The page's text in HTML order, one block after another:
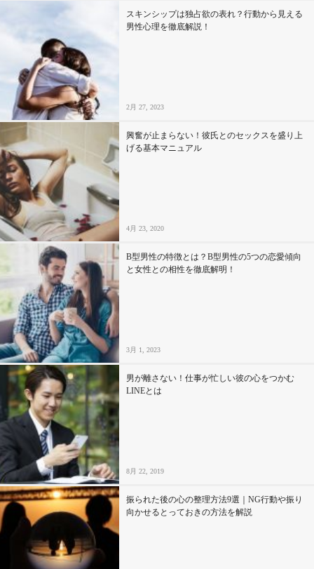
スキンシップは独占欲の表れ？行動から見える
男性心理を徹底解説！
2月 27, 2023
興奮が止まらない！彼氏とのセックスを盛り上
げる基本マニュアル
4月 23, 2020
B型男性の特徴とは？B型男性の5つの恋愛傾向
と女性との相性を徹底解明！
3月 1, 2023
男が離さない！仕事が忙しい彼の心をつかむ
LINEとは
8月 22, 2019
振られた後の心の整理方法9選｜NG行動や振り
向かせるとっておきの方法を解説